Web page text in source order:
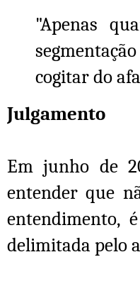
"Apenas
cogitar do
Julgamento
Em junho de
entender que
entendimento,
delimitada pelo